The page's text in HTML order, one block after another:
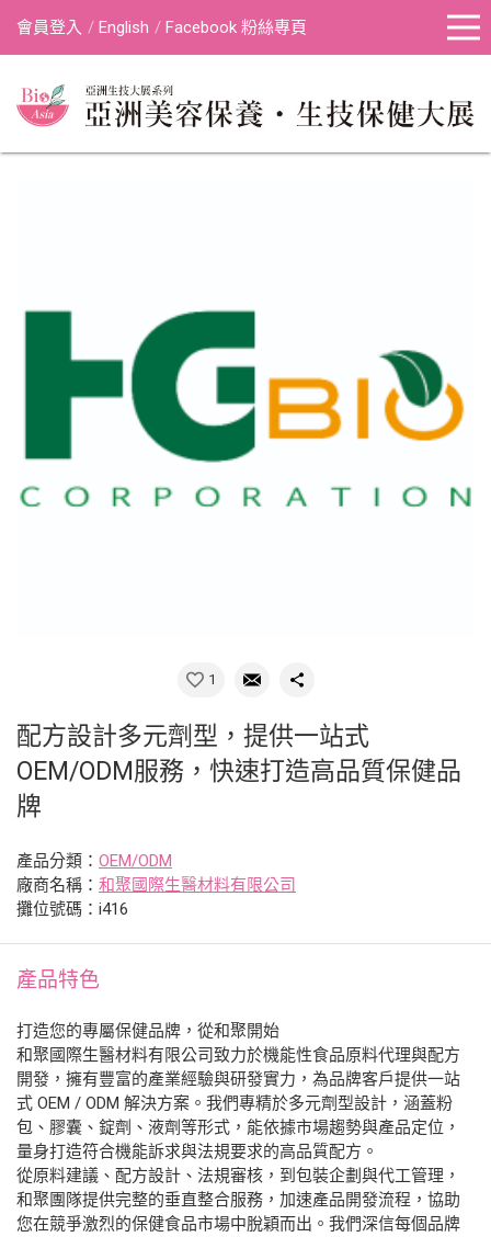
會員登入 English Facebook 粉絲專頁
1
配方設計多元劑型，提供一站式
OEM/ODM服務，快速打造高品質保健品
牌
產品分類： OEM/ODM
廠商名稱： 和聚國際生醫材料有限公司
攤位號碼：i416
產品特色
打造您的專屬保健品牌，從和聚開始
和聚國際生醫材料有限公司致力於機能性食品原料代理與配方
開發，擁有豐富的產業經驗與研發實力，為品牌客戶提供一站
式 OEM / ODM 解決方案。我們專精於多元劑型設計，涵蓋粉
包、膠囊、錠劑、液劑等形式，能依據市場趨勢與產品定位，
量身打造符合機能訴求與法規要求的高品質配方。
從原料建議、配方設計、法規審核，到包裝企劃與代工管理，
和聚團隊提供完整的垂直整合服務，加速產品開發流程，協助
您在競爭激烈的保健食品市場中脫穎而出。我們深信每個品牌